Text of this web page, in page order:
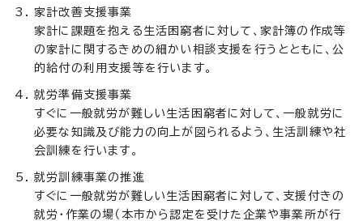
家計改善支援事業
家計に課題を抱える生活困窮者に対して、家計簿の作成等
の家計に関するきめの細かい相談支援を行うとともに、公
的給付の利用支援等を行います。
就労準備支援事業
すぐに一般就労が難しい生活困窮者に対して、一般就労に
必要な知識及び能力の向上が図られるよう、生活訓練や社
会訓練を行います。
就労訓練事業の推進
すぐに一般就労が難しい生活困窮者に対して、支援付きの
就労・作業の場（本市から認定を受けた企業や事業所が行